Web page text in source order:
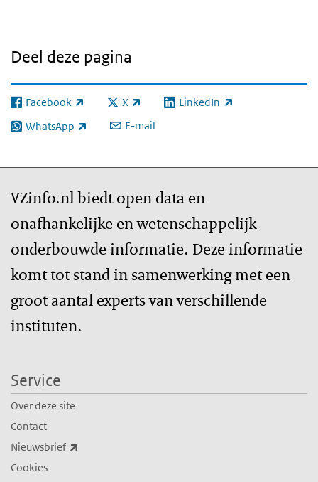
Deel deze pagina
Facebook
(externe link) X
(externe link) LinkedIn
(externe link)
WhatsApp
(externe link) E-mail
VZinfo.nl biedt open data en
onafhankelijke en wetenschappelijk
onderbouwde informatie. Deze informatie
komt tot stand in samenwerking met een
groot aantal experts van verschillende
instituten.
Service
Over deze site
Contact
Nieuwsbrief
Cookies